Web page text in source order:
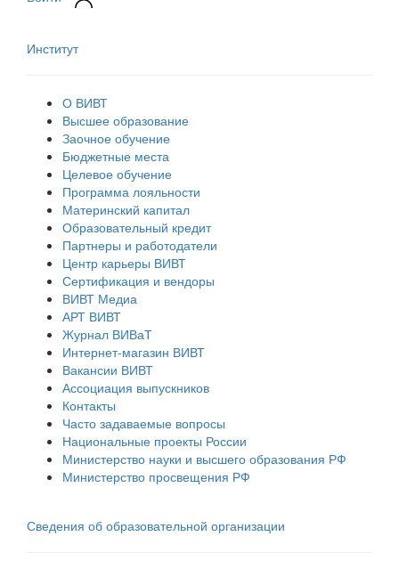
Институт
О ВИВТ
Высшее образование
Заочное обучение
Бюджетные места
Целевое обучение
Программа лояльности
Материнский капитал
Образовательный кредит
Партнеры и работодатели
Центр карьеры ВИВТ
Сертификация и вендоры
ВИВТ Медиа
АРТ ВИВТ
Журнал ВИВаТ
Интернет-магазин ВИВТ
Вакансии ВИВТ
Ассоциация выпускников
Контакты
Часто задаваемые вопросы
Национальные проекты России
Министерство науки и высшего образования РФ
Министерство просвещения РФ
Сведения об образовательной организации